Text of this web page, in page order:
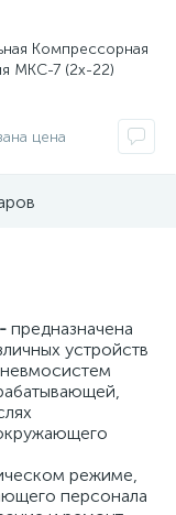
Компрессорная
МКС-7 (2x-22)
цена
предназначена
устройств
режиме,
персонала